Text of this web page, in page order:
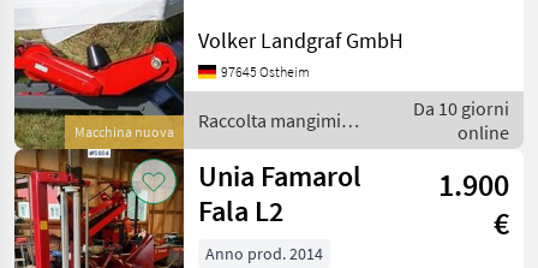
Settore
agricolo
Raccolta
Mangimi
Avvolgitrici
Unia
SCEGLI
CATEGORIA
risultati
Macchina nuova
Maximales Gewicht des
Ballens: 1200 kg - Breite der
Folie: 500/750 mm -
Volker Landgraf GmbH
97645 Ostheim
Raccolta mangimi /
Unia
Da 10 giorni
online
Unia Famarol
Fala L2
1.900
€
Anno prod. 2014